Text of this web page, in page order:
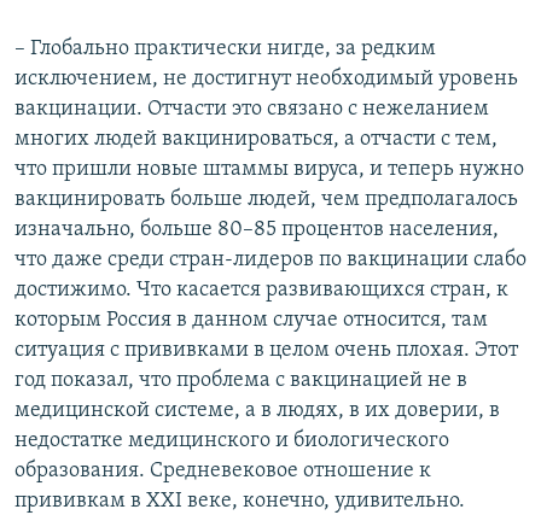
– Глобально практически нигде, за редким
исключением, не достигнут необходимый уровень
вакцинации. Отчасти это связано с нежеланием
многих людей вакцинироваться, а отчасти с тем,
что пришли новые штаммы вируса, и теперь нужно
вакцинировать больше людей, чем предполагалось
изначально, больше 80–85 процентов населения,
что даже среди стран-лидеров по вакцинации слабо
достижимо. Что касается развивающихся стран, к
которым Россия в данном случае относится, там
ситуация с прививками в целом очень плохая. Этот
год показал, что проблема с вакцинацией не в
медицинской системе, а в людях, в их доверии, в
недостатке медицинского и биологического
образования. Средневековое отношение к
прививкам в XXI веке, конечно, удивительно.